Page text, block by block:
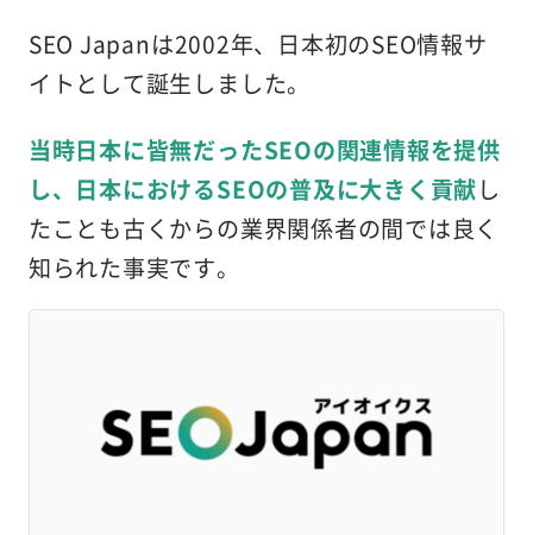
SEO Japanは2002年、日本初のSEO情報サ
イトとして誕生しました。
当時日本に皆無だったSEOの関連情報を提供
し、日本におけるSEOの普及に大きく貢献し
たことも古くからの業界関係者の間では良く
知られた事実です。